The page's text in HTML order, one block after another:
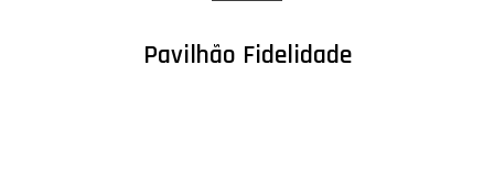
Pavilhão Fidelidade